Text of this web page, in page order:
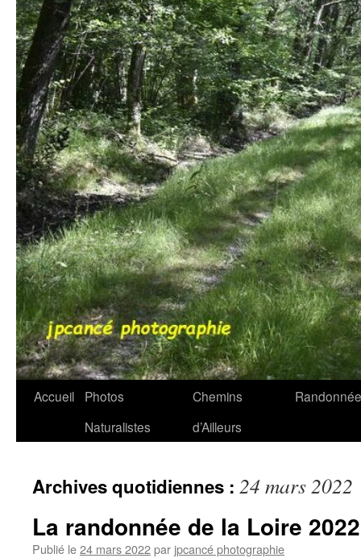
Accueil
Photos
Naturalistes
Chemins
d’Ailleurs
Archives quotidiennes : 24 mars 2022
La randonnée de la Loire 2022
Publié le24 mars 2022par jpcancé photographie